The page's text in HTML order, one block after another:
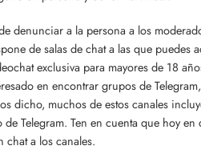
denunciar a la persona a los
de salas de chat a las que puedes
exclusiva para mayores de 18
en encontrar grupos de
dicho, muchos de estos canales
Telegram. Ten en cuenta que hoy
chat a los canales.